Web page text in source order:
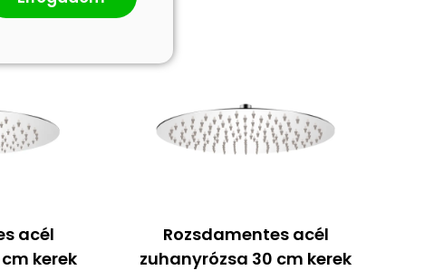
acél
kerek
Rozsdamentes acél
zuhanyrózsa 30 cm kerek